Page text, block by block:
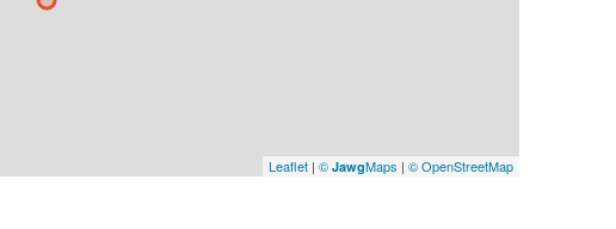
Leaflet| © JawgMaps | © OpenStreetMap